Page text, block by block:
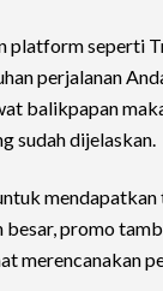
platform seperti
perjalanan
balikpapan
sudah dijelaskan.
besar, promo
merencanakan